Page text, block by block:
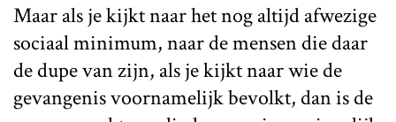
Maar als je kijkt naar het nog altijd afwezige
sociaal minimum, naar de mensen die daar
de dupe van zijn, als je kijkt naar wie de
gevangenis voornamelijk bevolkt, dan is de